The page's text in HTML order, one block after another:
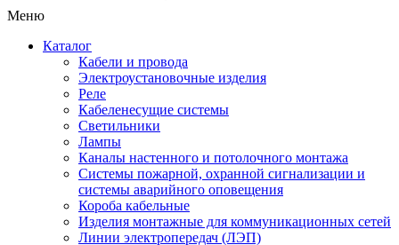
Меню
Каталог
Кабели и провода
Электроустановочные изделия
Реле
Кабеленесущие системы
Светильники
Лампы
Каналы настенного и потолочного монтажа
Системы пожарной, охранной сигнализации и
системы аварийного оповещения
Короба кабельные
Изделия монтажные для коммуникационных сетей
Линии электропередач (ЛЭП)